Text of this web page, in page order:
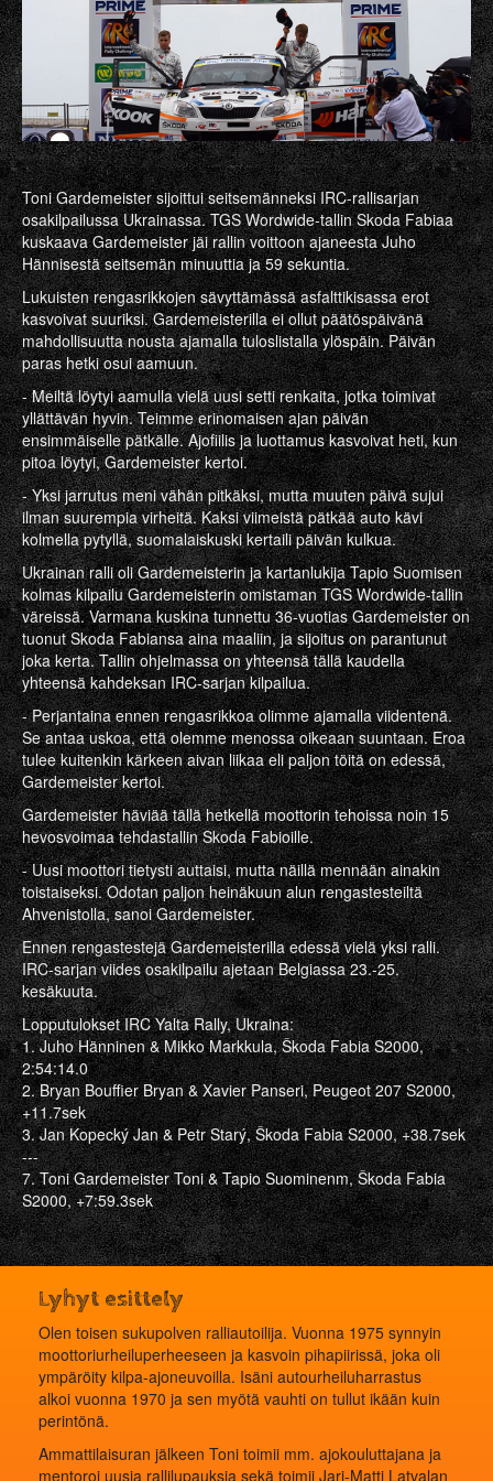
Toni Gardemeister sijoittui seitsemänneksi IRC-rallisarjan
osakilpailussa Ukrainassa. TGS Wordwide-tallin Skoda Fabiaa
kuskaava Gardemeister jäi rallin voittoon ajaneesta Juho
Hännisestä seitsemän minuuttia ja 59 sekuntia.
Lukuisten rengasrikkojen sävyttämässä asfalttikisassa erot
kasvoivat suuriksi. Gardemeisterilla ei ollut päätöspäivänä
mahdollisuutta nousta ajamalla tuloslistalla ylöspäin. Päivän
paras hetki osui aamuun.
- Meiltä löytyi aamulla vielä uusi setti renkaita, jotka toimivat
yllättävän hyvin. Teimme erinomaisen ajan päivän
ensimmäiselle pätkälle. Ajofiilis ja luottamus kasvoivat heti, kun
pitoa löytyi, Gardemeister kertoi.
- Yksi jarrutus meni vähän pitkäksi, mutta muuten päivä sujui
ilman suurempia virheitä. Kaksi viimeistä pätkää auto kävi
kolmella pytyllä, suomalaiskuski kertaili päivän kulkua.
Ukrainan ralli oli Gardemeisterin ja kartanlukija Tapio Suomisen
kolmas kilpailu Gardemeisterin omistaman TGS Wordwide-tallin
väreissä. Varmana kuskina tunnettu 36-vuotias Gardemeister on
tuonut Skoda Fabiansa aina maaliin, ja sijoitus on parantunut
joka kerta. Tallin ohjelmassa on yhteensä tällä kaudella
yhteensä kahdeksan IRC-sarjan kilpailua.
- Perjantaina ennen rengasrikkoa olimme ajamalla viidentenä.
Se antaa uskoa, että olemme menossa oikeaan suuntaan. Eroa
tulee kuitenkin kärkeen aivan liikaa eli paljon töitä on edessä,
Gardemeister kertoi.
Gardemeister häviää tällä hetkellä moottorin tehoissa noin 15
hevosvoimaa tehdastallin Skoda Fabioille.
- Uusi moottori tietysti auttaisi, mutta näillä mennään ainakin
toistaiseksi. Odotan paljon heinäkuun alun rengastesteiltä
Ahvenistolla, sanoi Gardemeister.
Ennen rengastestejä Gardemeisterilla edessä vielä yksi ralli.
IRC-sarjan viides osakilpailu ajetaan Belgiassa 23.-25.
kesäkuuta.
Lopputulokset IRC Yalta Rally, Ukraina:
1. Juho Hänninen & Mikko Markkula, Škoda Fabia S2000,
2:54:14.0
2. Bryan Bouffier Bryan & Xavier Panseri, Peugeot 207 S2000,
+11.7sek
3. Jan Kopecký Jan & Petr Starý, Škoda Fabia S2000, +38.7sek
---
7. Toni Gardemeister Toni & Tapio Suominenm, Škoda Fabia
S2000, +7:59.3sek
Lyhyt esittely
Olen toisen sukupolven ralliautoilija. Vuonna 1975 synnyin
moottoriurheiluperheeseen ja kasvoin pihapiirissä, joka oli
ympäröity kilpa-ajoneuvoilla. Isäni autourheiluharrastus
alkoi vuonna 1970 ja sen myötä vauhti on tullut ikään kuin
perintönä.
Ammattilaisuran jälkeen Toni toimii mm. ajokouluttajana ja
mentoroi uusia rallilupauksia sekä toimii Jari-Matti Latvalan